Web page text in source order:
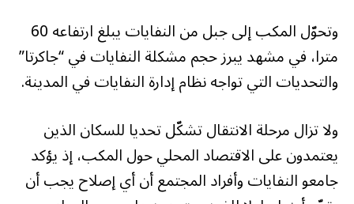
وتحوّل المكب إلى جبل من النفايات يبلغ ارتفاعه 60
مترا، في مشهد يبرز حجم مشكلة النفايات في “جاكرتا”
والتحديات التي تواجه نظام إدارة النفايات في المدينة.
ولا تزال مرحلة الانتقال تشكّل تحديا للسكان الذين
يعتمدون على الاقتصاد المحلي حول المكب، إذ يؤكد
جامعو النفايات وأفراد المجتمع أن أي إصلاح يجب أن